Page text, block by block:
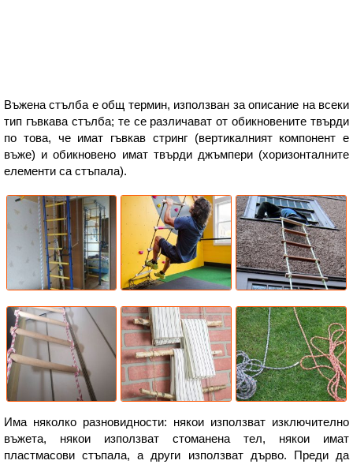
Въжена стълба е общ термин, използван за описание на всеки
тип гъвкава стълба; те се различават от обикновените твърди
по това, че имат гъвкав стринг (вертикалният компонент е
въже) и обикновено имат твърди джъмпери (хоризонталните
елементи са стъпала).
Има няколко разновидности: някои използват изключително
въжета, някои използват стоманена тел, някои имат
пластмасови стъпала, а други използват дърво. Преди да